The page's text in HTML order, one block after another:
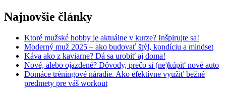
Najnovšie články
Ktoré mužské hobby je aktuálne v kurze? Inšpirujte sa!
Moderný muž 2025 – ako budovať štýl, kondíciu a mindset
Káva ako z kaviarne? Dá sa urobiť aj doma!
Nové, alebo ojazdené? Dôvody, prečo si (ne)kúpiť nové auto
Domáce tréningové náradie. Ako efektívne využiť bežné
predmety pre váš workout